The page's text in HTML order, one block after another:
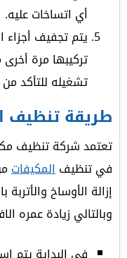
أي اتساخات عليه.
يتم تجفيف أجزاء
تركيبها مرة
تشغيله للتأكد
طريقة تنظيف
تعتمد شركة تنظيف
في تنظيفالمكيفات
إزالة الأوساخ
وبالتالي زيادة عمره